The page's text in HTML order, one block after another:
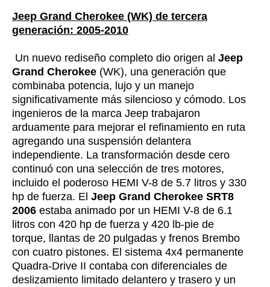
Jeep Grand Cherokee (WK) de tercera
generación: 2005-2010
Un nuevo rediseño completo dio origen al Jeep
Grand Cherokee (WK), una generación que
combinaba potencia, lujo y un manejo
significativamente más silencioso y cómodo. Los
ingenieros de la marca Jeep trabajaron
arduamente para mejorar el refinamiento en ruta
agregando una suspensión delantera
independiente. La transformación desde cero
continuó con una selección de tres motores,
incluido el poderoso HEMI V-8 de 5.7 litros y 330
hp de fuerza. El Jeep Grand Cherokee SRT8
2006 estaba animado por un HEMI V-8 de 6.1
litros con 420 hp de fuerza y ​​420 lb-pie de
torque, llantas de 20 pulgadas y frenos Brembo
con cuatro pistones. El sistema 4x4 permanente
Quadra-Drive II contaba con diferenciales de
deslizamiento limitado delantero y trasero y un